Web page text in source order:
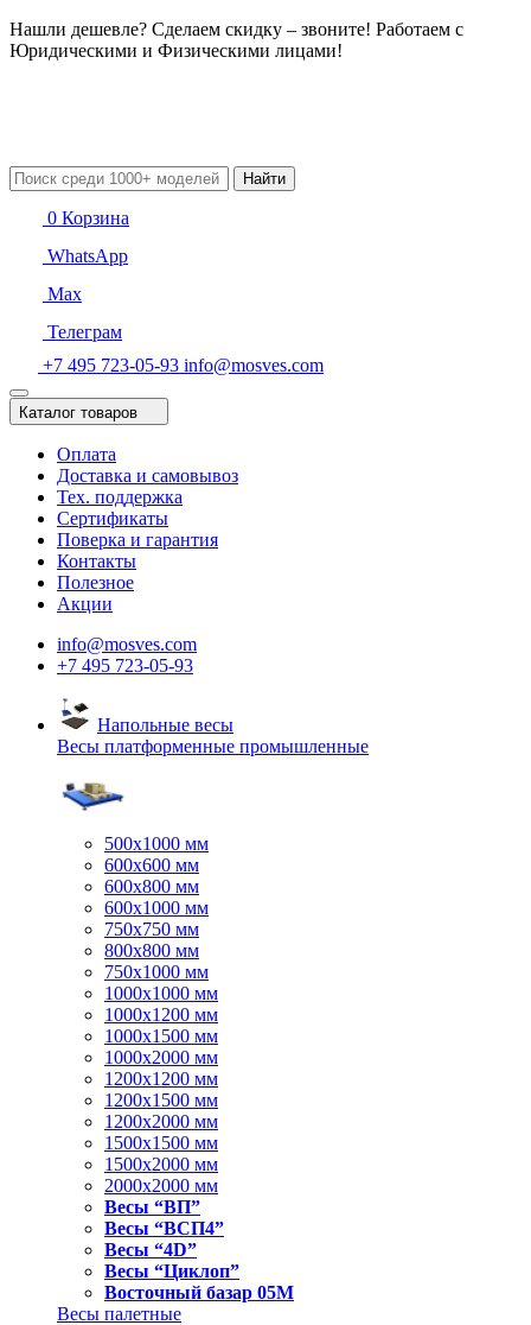
Нашли дешевле? Сделаем скидку – звоните! Работаем с
Юридическими и Физическими лицами!
Найти
0 Корзина
WhatsApp
Max
Телеграм
+7 495 723-05-93 info@mosves.com
Каталог товаров
Оплата
Доставка и самовывоз
Тех. поддержка
Сертификаты
Поверка и гарантия
Контакты
Полезное
Акции
info@mosves.com
+7 495 723-05-93
Напольные весы
Весы платформенные промышленные
500x1000 мм
600x600 мм
600x800 мм
600x1000 мм
750x750 мм
800x800 мм
750x1000 мм
1000x1000 мм
1000x1200 мм
1000x1500 мм
1000x2000 мм
1200x1200 мм
1200x1500 мм
1200x2000 мм
1500x1500 мм
1500x2000 мм
2000x2000 мм
Весы “ВП”
Весы “ВСП4”
Весы “4D”
Весы “Циклоп”
Восточный базар 05M
Весы палетные